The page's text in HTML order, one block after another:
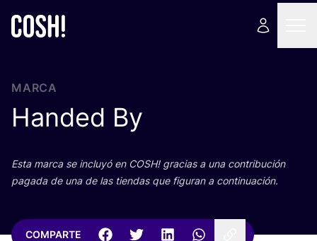
MARCA
Handed By
Esta mar­ca se inclu­yó en COSH! gra­cias a una con­tri­bu­ción
paga­da de una de las tien­das que figu­ran a continuación.
COMPARTE